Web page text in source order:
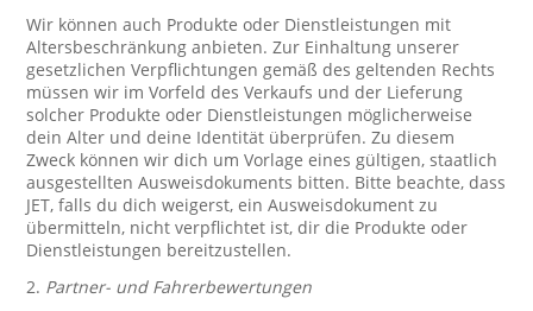
Wir können auch Produkte oder Dienstleistungen mit
Altersbeschränkung anbieten. Zur Einhaltung unserer
gesetzlichen Verpflichtungen gemäß des geltenden Rechts
müssen wir im Vorfeld des Verkaufs und der Lieferung
solcher Produkte oder Dienstleistungen möglicherweise
dein Alter und deine Identität überprüfen. Zu diesem
Zweck können wir dich um Vorlage eines gültigen, staatlich
ausgestellten Ausweisdokuments bitten. Bitte beachte, dass
JET, falls du dich weigerst, ein Ausweisdokument zu
übermitteln, nicht verpflichtet ist, dir die Produkte oder
Dienstleistungen bereitzustellen.
2. Partner- und Fahrerbewertungen